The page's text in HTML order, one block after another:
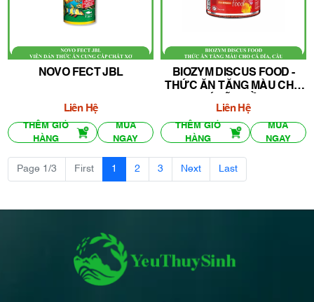
NOVO FECT JBL
Liên Hệ
THÊM GIỎ
HÀNG
MUA
NGAY
BIOZYM DISCUS FOOD -
THỨC ĂN TĂNG MÀU CHO
Liên Hệ
THÊM GIỎ
HÀNG
MUA
NGAY
Page 1/3 First 1 2 3 Next Last